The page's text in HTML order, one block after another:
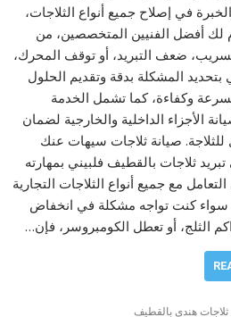
في إصلاح جميع أنواع الثلاجات،
لك أفضل الفنيين المتخصصين، من
ضعف التبريد، أو توقف المحرك،
بتحديد المشكلة بدقة وتقديم الحلول
وكفاءة، كما تشمل الخدمة
الأجزاء الداخلية والخارجية لضمان
صيانة ثلاجات سيهات عنك
ثلاجات بالقطيف فلبيني بمهارته
مع جميع أنواع الثلاجات التجارية
سواء كنت تواجه مشكلة في انخفاض
الثلج، أو تعطل الكومبروسر، فإن…
هندى بالقطيف